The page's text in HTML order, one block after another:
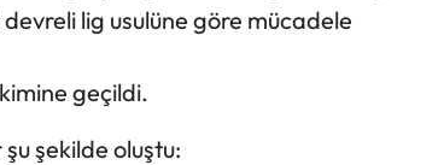
devreli lig usulüne göre mücadele
geçildi.
şu şekilde oluştu: